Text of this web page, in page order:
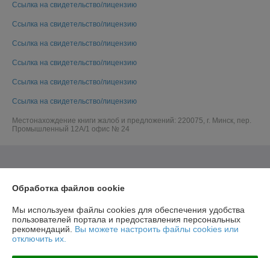
Ссылка на свидетельство/лицензию
Ссылка на свидетельство/лицензию
Ссылка на свидетельство/лицензию
Ссылка на свидетельство/лицензию
Ссылка на свидетельство/лицензию
Ссылка на свидетельство/лицензию
Местонахождение книги жалоб и предложений: 220075, г. Минск, пер.
Промышленный 12А/1 офис № 24
Обработка файлов cookie
Мы используем файлы cookies для обеспечения удобства
пользователей портала и предоставления персональных
рекомендаций. Вы можете настроить файлы cookies или
отключить их.